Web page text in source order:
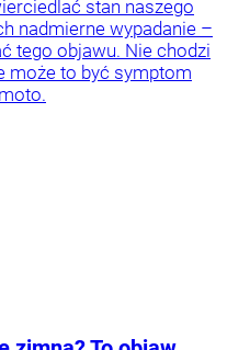
stan naszego
nadmierne wypadanie –
tego objawu. Nie chodzi
może to być symptom